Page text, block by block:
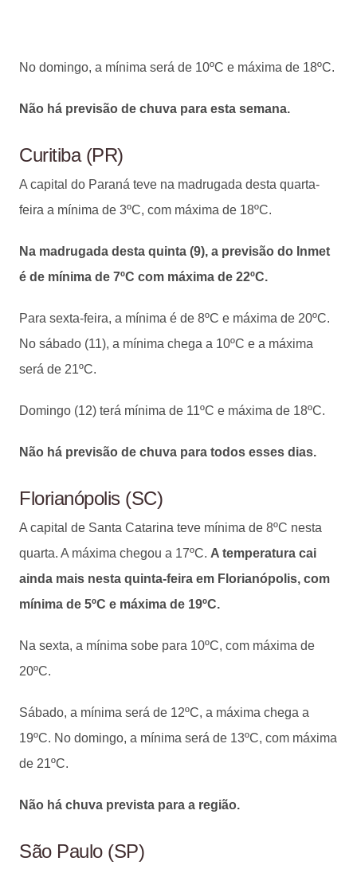
No domingo, a mínima será de 10ºC e máxima de 18ºC.
Não há previsão de chuva para esta semana.
Curitiba (PR)
A capital do Paraná teve na madrugada desta quarta-
feira a mínima de 3ºC, com máxima de 18ºC.
Na madrugada desta quinta (9), a previsão do Inmet
é de mínima de 7ºC com máxima de 22ºC.
Para sexta-feira, a mínima é de 8ºC e máxima de 20ºC.
No sábado (11), a mínima chega a 10ºC e a máxima
será de 21ºC.
Domingo (12) terá mínima de 11ºC e máxima de 18ºC.
Não há previsão de chuva para todos esses dias.
Florianópolis (SC)
A capital de Santa Catarina teve mínima de 8ºC nesta
quarta. A máxima chegou a 17ºC. A temperatura cai
ainda mais nesta quinta-feira em Florianópolis, com
mínima de 5ºC e máxima de 19ºC.
Na sexta, a mínima sobe para 10ºC, com máxima de
20ºC.
Sábado, a mínima será de 12ºC, a máxima chega a
19ºC. No domingo, a mínima será de 13ºC, com máxima
de 21ºC.
Não há chuva prevista para a região.
São Paulo (SP)